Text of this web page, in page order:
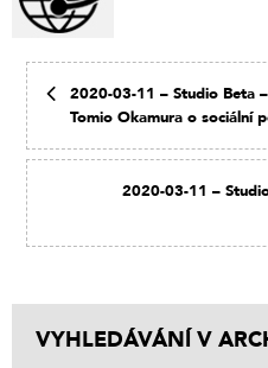
2020-03-11 – Studio Beta
Tomio Okamura o sociální
2020-03-11 –
VYHLEDÁVÁNÍ V